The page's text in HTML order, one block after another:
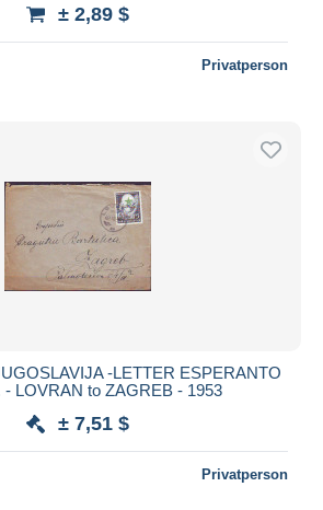
± 2,89 $
Privatperson
-LETTER ESPERANTO
LOVRAN to ZAGREB - 1953
± 7,51 $
Privatperson